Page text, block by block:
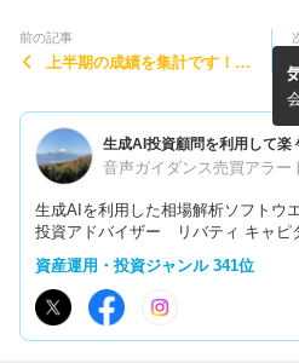
前の記事
上半期の成績を集計です！生
す！
生成AIを利用した相場解析ソフトウ
投資アドバイザー リバティ キャピタル マ
46 埼玉県草加市北谷1-27-23 リバテ
2-1100 mail:lcm@k-liberty.com
資産運用・投資ジャンル 341位